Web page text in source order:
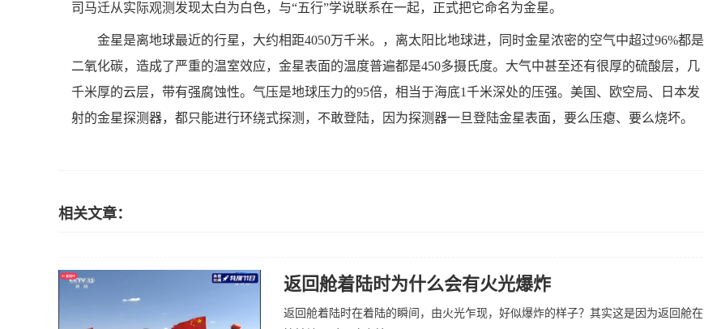
司马迁从实际观测发现太白为白色，与“五行”学说联系在一起，正式把它命名为金星。
金星是离地球最近的行星，大约相距4050万千米。，离太阳比地球进，同时金星浓密的空气中超过96%都是
二氧化碳，造成了严重的温室效应，金星表面的温度普遍都是450多摄氏度。大气中甚至还有很厚的硫酸层，几
千米厚的云层，带有强腐蚀性。气压是地球压力的95倍，相当于海底1千米深处的压强。美国、欧空局、日本发
射的金星探测器，都只能进行环绕式探测，不敢登陆，因为探测器一旦登陆金星表面，要么压瘪、要么烧坏。
相关文章：
返回舱着陆时为什么会有火光爆炸
返回舱着陆时在着陆的瞬间，由火光乍现，好似爆炸的样子？其实这是因为返回舱在